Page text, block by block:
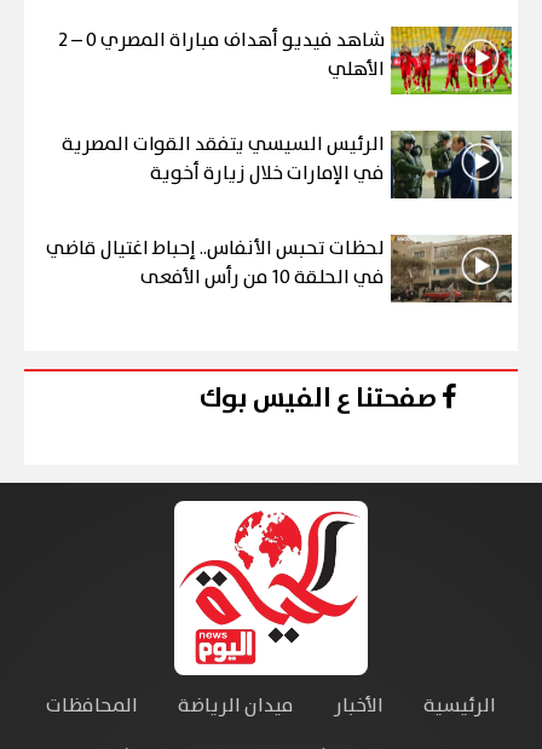
شاهد فيديو أهداف مباراة المصري 0 – 2
الأهلي
الرئيس السيسي يتفقد القوات المصرية
في الإمارات خلال زيارة أخوية
لحظات تحبس الأنفاس.. إحباط اغتيال قاضي
في الحلقة 10 من رأس الأفعى
صفحتنا ع الفيس بوك
الرئيسية الأخبار ميدان الرياضة
المحافظات